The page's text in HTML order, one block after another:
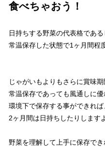
食べちゃおう！
日持ちする野菜の代表格であ
常温保存した状態で1ヶ月間程
じゃがいもよりもさらに賞味期
常温保存であっても風通しに
環境下で保存する事ができれば
2ヶ月間は日持ちしたりします
野菜を理解して上手に保存で